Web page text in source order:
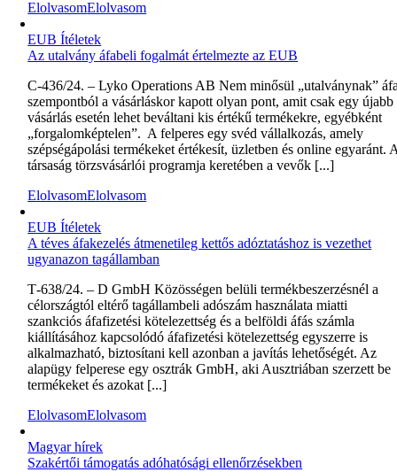
ElolvasomElolvasom
EUB Ítéletek
Az utalvány áfabeli fogalmát értelmezte az EUB
C‑436/24. – Lyko Operations AB Nem minősül „utalványnak”
szempontból a vásárláskor kapott olyan pont, amit csak egy újabb
vásárlás esetén lehet beváltani kis értékű termékekre, egyébként
„forgalomképtelen”. A felperes egy svéd vállalkozás, amely
szépségápolási termékeket értékesít, üzletben és online egyaránt.
társaság törzsvásárlói programja keretében a vevők [...]
ElolvasomElolvasom
EUB Ítéletek
A téves áfakezelés átmenetileg kettős adóztatáshoz is vezethet
ugyanazon tagállamban
T‑638/24. – D GmbH Közösségen belüli termékbeszerzésnél a
célországtól eltérő tagállambeli adószám használata miatti
szankciós áfafizetési kötelezettség és a belföldi áfás számla
kiállításához kapcsolódó áfafizetési kötelezettség egyszerre is
alkalmazható, biztosítani kell azonban a javítás lehetőségét. Az
alapügy felperese egy osztrák GmbH, aki Ausztriában szerzett be
termékeket és azokat [...]
ElolvasomElolvasom
Magyar hírek
Szakértői támogatás adóhatósági ellenőrzésekben